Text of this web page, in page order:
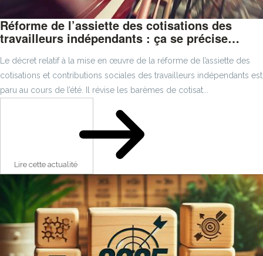
Réforme de l’assiette des cotisations des
travailleurs indépendants : ça se précise…
Le décret relatif à la mise en œuvre de la réforme de l’assiette des
cotisations et contributions sociales des travailleurs indépendants est
paru au cours de l’été. Il révise les barèmes de cotisat...
Lire cette actualité